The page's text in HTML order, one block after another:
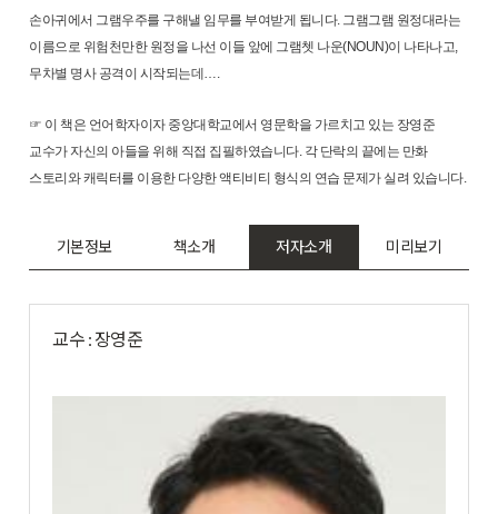
손아귀에서 그램우주를 구해낼 임무를 부여받게 됩니다. 그램그램 원정대라는
이름으로 위험천만한 원정을 나선 이들 앞에 그램쳇 나운(NOUN)이 나타나고,
무차별 명사 공격이 시작되는데….
☞ 이 책은 언어학자이자 중앙대학교에서 영문학을 가르치고 있는 장영준
교수가 자신의 아들을 위해 직접 집필하였습니다. 각 단락의 끝에는 만화
스토리와 캐릭터를 이용한 다양한 액티비티 형식의 연습 문제가 실려 있습니다.
기본정보 책소개 저자소개 미리보기
교수 : 장영준